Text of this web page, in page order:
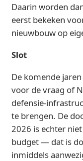
Daarin worden
eerst bekeken
nieuwbouw op
Slot
De komende
voor de vraag of
defensie-
te brengen. De
2026 is echter
budget — dat is
inmiddels